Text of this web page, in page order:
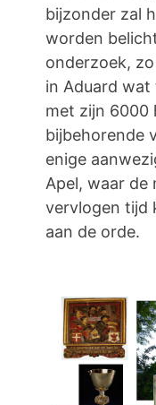
bijzonder zal
worden
onderzoek,
in Aduard
met zijn 6000
bijbehorende
enige
Apel, waar de
vervlogen tijd
aan de orde.